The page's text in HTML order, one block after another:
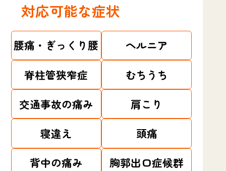
対応可能な症状
腰痛・ぎっくり腰
ヘルニア
脊柱管狭窄症
むちうち
交通事故の痛み
肩こり
寝違え
頭痛
背中の痛み
胸郭出口症候群